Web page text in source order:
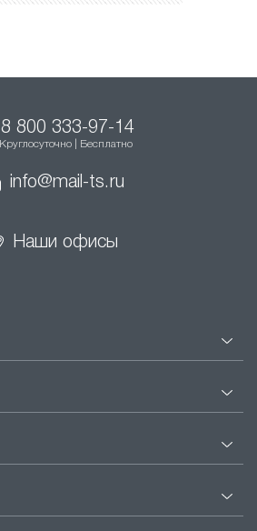
8 800 333-97-14
Круглосуточно | Бесплатно
info@mail-ts.ru
Наши офисы